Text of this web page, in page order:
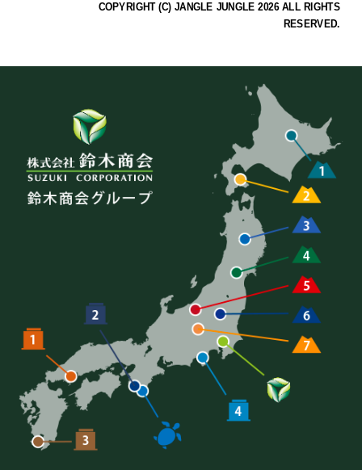
COPYRIGHT (C) JANGLE JUNGLE 2026 ALL RIGHTS
RESERVED.